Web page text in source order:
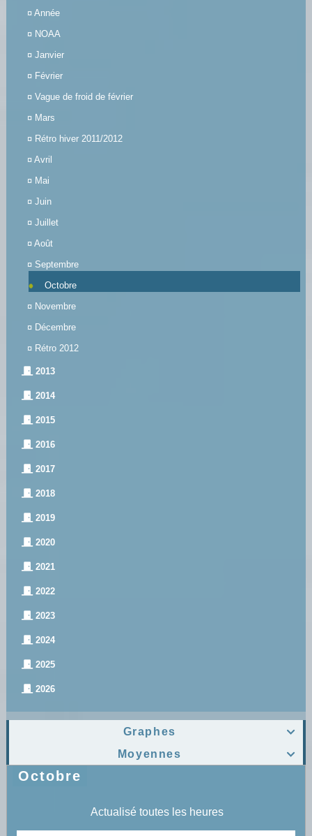
¤ Année
¤ NOAA
¤ Janvier
¤ Février
¤ Vague de froid de février
¤ Mars
¤ Rétro hiver 2011/2012
¤ Avril
¤ Mai
¤ Juin
¤ Juillet
¤ Août
¤ Septembre
Octobre
¤ Novembre
¤ Décembre
¤ Rétro 2012
2013
2014
2015
2016
2017
2018
2019
2020
2021
2022
2023
2024
2025
2026

Graphes

Moyennes
Octobre
Actualisé toutes les heures